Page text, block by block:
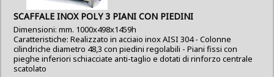
SCAFFALE INOX POLY 3 PIANI CON PIEDINI
Dimensioni: mm. 1000x498x1459h
Caratteristiche: Realizzato in acciaio inox AISI 304 - Colonne
cilindriche diametro 48,3 con piedini regolabili - Piani fissi con
pieghe inferiori schiacciate anti-taglio e dotati di rinforzo centrale
scatolato